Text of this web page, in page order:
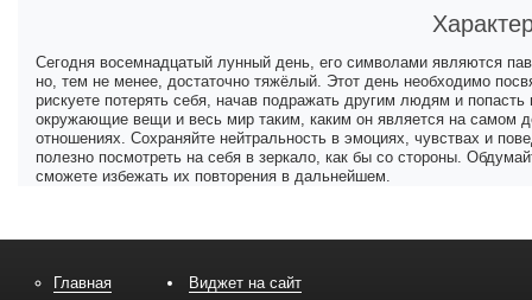
Сегодня восемнадцатый лунный день, его символами являются
но, тем не менее, достаточно тяжёлый. Этот день необходимо
рискуете потерять себя, начав подражать другим людям и
окружающие вещи и весь мир таким, каким он является на самом
отношениях. Сохраняйте нейтральность в эмоциях, чувствах и
полезно посмотреть на себя в зеркало, как бы со стороны.
сможете избежать их повторения в дальнейшем.
Главная
Виджет на сайт